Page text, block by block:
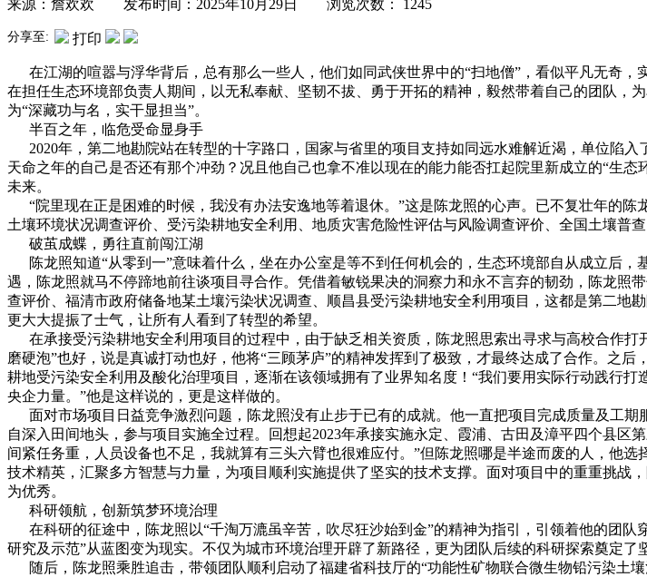
来源：詹欢欢 发布时间：2025年10月29日 浏览次数： 1245
分享至: 打印
在江湖的喧嚣与浮华背后，总有那么一些人，他们如同武侠世界中的“扫地僧”，看似平凡无奇，
在担任生态环境部负责人期间，以无私奉献、坚韧不拔、勇于开拓的精神，毅然带着自己的团队
为“深藏功与名，实干显担当”。
半百之年，临危受命显身手
2020年，第二地勘院站在转型的十字路口，国家与省里的项目支持如同远水难解近渴，单位陷
天命之年的自己是否还有那个冲劲？况且他自己也拿不准以现在的能力能否扛起院里新成立的“生
未来。
“院里现在正是困难的时候，我没有办法安逸地等着退休。”这是陈龙照的心声。已不复壮年的
土壤环境状况调查评价、受污染耕地安全利用、地质灾害危险性评估与风险调查评价、全国土壤普
破茧成蝶，勇往直前闯江湖
陈龙照知道“从零到一”意味着什么，坐在办公室是等不到任何机会的，生态环境部自从成立后，
遇，陈龙照就马不停蹄地前往谈项目寻合作。凭借着敏锐果决的洞察力和永不言弃的韧劲，陈龙照
查评价、福清市政府储备地某土壤污染状况调查、顺昌县受污染耕地安全利用项目，这都是第二地
更大大提振了士气，让所有人看到了转型的希望。
在承接受污染耕地安全利用项目的过程中，由于缺乏相关资质，陈龙照思索出寻求与高校合作打
磨硬泡”也好，说是真诚打动也好，他将“三顾茅庐”的精神发挥到了极致，才最终达成了合作。之
耕地受污染安全利用及酸化治理项目，逐渐在该领域拥有了业界知名度！“我们要用实际行动践行
央企力量。”他是这样说的，更是这样做的。
面对市场项目日益竞争激烈问题，陈龙照没有止步于已有的成就。他一直把项目完成质量及工期
自深入田间地头，参与项目实施全过程。回想起2023年承接实施永定、霞浦、古田及漳平四个县
间紧任务重，人员设备也不足，我就算有三头六臂也很难应付。”但陈龙照哪是半途而废的人，他
技术精英，汇聚多方智慧与力量，为项目顺利实施提供了坚实的技术支撑。面对项目中的重重挑
为优秀。
科研领航，创新筑梦环境治理
在科研的征途中，陈龙照以“千淘万漉虽辛苦，吹尽狂沙始到金”的精神为指引，引领着他的团队
研究及示范”从蓝图变为现实。不仅为城市环境治理开辟了新路径，更为团队后续的科研探索奠定了
随后，陈龙照乘胜追击，带领团队顺利启动了福建省科技厅的“功能性矿物联合微生物铅污染土